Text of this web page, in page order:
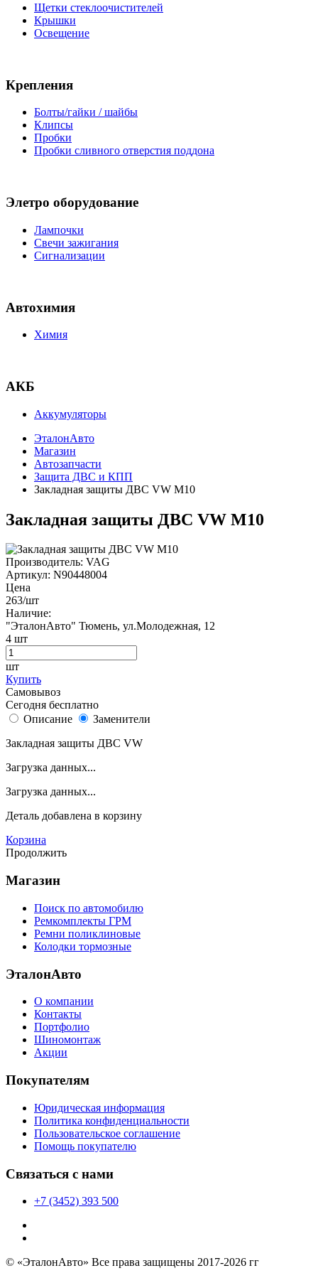
Щетки стеклоочистителей
Крышки
Освещение
Крепления
Болты/гайки / шайбы
Клипсы
Пробки
Пробки сливного отверстия поддона
Элетро оборудование
Лампочки
Свечи зажигания
Сигнализации
Автохимия
Химия
АКБ
Аккумуляторы
ЭталонАвто
Магазин
Автозапчасти
Защита ДВС и КПП
Закладная защиты ДВС VW М10
Закладная защиты ДВС VW М10
Производитель: VAG
Артикул: N90448004
Цена
263/шт
Наличие:
"ЭталонАвто" Тюмень, ул.Молодежная, 12
4 шт
шт
Купить
Самовывоз
Сегодня бесплатно
Описание
Заменители
Закладная защиты ДВС VW
Загрузка данных...
Загрузка данных...
Деталь добавлена в корзину
Корзина
Продолжить
Магазин
Поиск по автомобилю
Ремкомплекты ГРМ
Ремни поликлиновые
Колодки тормозные
ЭталонАвто
О компании
Контакты
Портфолио
Шиномонтаж
Акции
Покупателям
Юридическая информация
Политика конфиденциальности
Пользовательское соглашение
Помощь покупателю
Связаться с нами
+7 (3452) 393 500
© «ЭталонАвто» Все права защищены 2017-2026 гг